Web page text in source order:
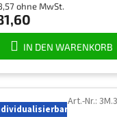
ohne MwSt.
IN DEN WARENKORB
Art.-Nr.: